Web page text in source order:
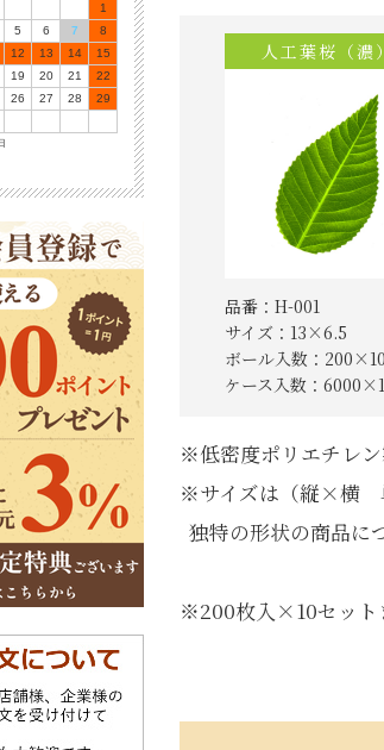
人工葉桜（濃）
品番：H-001
サイズ：13×6.5
ボール入数：
ケース入数：
※低密度ポリエチレ
※サイズは（縦×横
独特の形状の商品に
※200枚入×10セット
1
5 6 7
8
12 13 14
15
19 20 21
22
26 27 28
29